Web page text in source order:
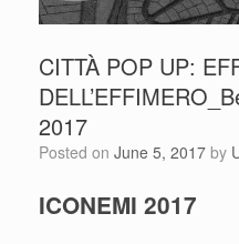
CITTÀ POP UP:
2017
Posted on June 5, 2017 by
ICONEMI 2017